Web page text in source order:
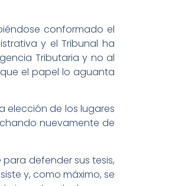
conformado el
y el Tribunal ha
Tributaria y no al
el papel lo aguanta
elección de los lugares
nuevamente de
para defender sus tesis,
y, como máximo, se